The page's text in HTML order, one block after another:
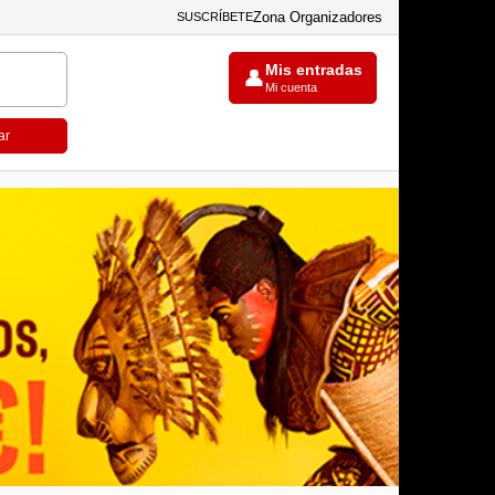
SUSCRÍBETEZona Organizadores
👤Mis entradas
Mi cuenta